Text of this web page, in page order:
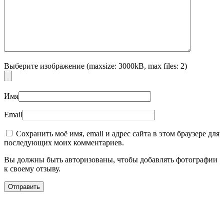
Выберите изображение (maxsize: 3000kB, max files: 2)
Имя
Email
Сохранить моё имя, email и адрес сайта в этом браузере для
последующих моих комментариев.
Вы должны быть авторизованы, чтобы добавлять фотографии
к своему отзыву.